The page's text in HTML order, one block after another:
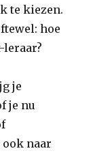
te kiezen.
hoe
je
je nu
ook naar